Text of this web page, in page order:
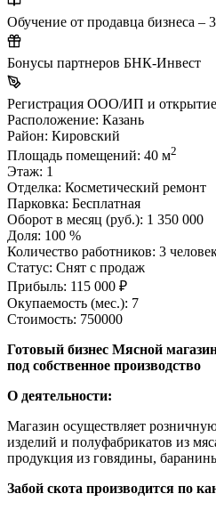
Обучение от продавца бизнеса –
Бонусы партнеров БНК-Инвест
Регистрация ООО/ИП и открытие
Расположение: Казань
Район: Кировский
Площадь помещений: 40 м2
Этаж: 1
Отделка: Косметический ремонт
Парковка: Бесплатная
Оборот в месяц (руб.): 1 350 000
Доля: 100 %
Количество работников: 3
Статус: Снят с продаж
Прибыль: 115 000 ₽
Окупаемость (мес.): 7
Стоимость: 750000
Готовый бизнес Мясной
под собственное производство
О деятельности:
Магазин осуществляет
изделий и полуфабрикатов из
продукция из говядины,
Забой скота производится по